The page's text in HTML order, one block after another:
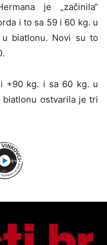
je „začinila“
i to sa 59 i 60 kg. u
biatlonu. Novi su to
+90 kg. i sa 60 kg. u
ostvarila je tri